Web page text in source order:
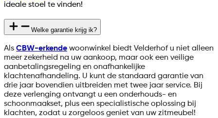
ideale stoel te vinden!
Welke garantie krijg ik?
Als CBW-erkende woonwinkel biedt Velderhof u niet alleen
meer zekerheid na uw aankoop, maar ook een veilige
aanbetalingsregeling en onafhankelijke
klachtenafhandeling. U kunt de standaard garantie van
drie jaar bovendien uitbreiden met twee jaar service. Bij
deze verlenging ontvangt u een onderhouds- en
schoonmaakset, plus een specialistische oplossing bij
klachten, zodat u zorgeloos geniet van uw zitmeubel!